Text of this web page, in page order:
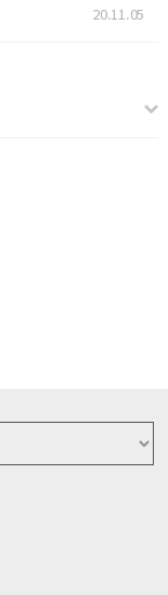
20.11.05